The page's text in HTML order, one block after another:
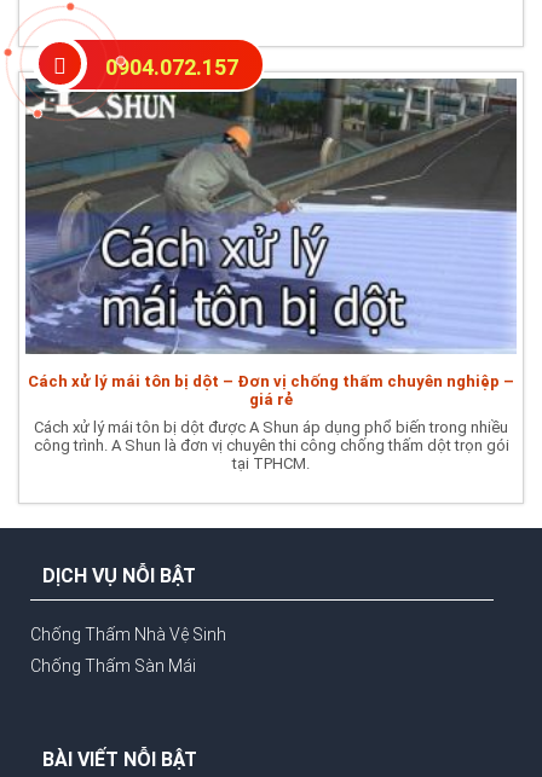
Cách xử lý mái tôn bị dột – Đơn vị chống thấm chuyên nghiệp –
giá rẻ
Cách xử lý mái tôn bị dột được A Shun áp dụng phổ biến trong nhiều
công trình. A Shun là đơn vị chuyên thi công chống thấm dột trọn gói
tại TPHCM.
DỊCH VỤ NỖI BẬT
Chống Thấm Nhà Vệ Sinh
Chống Thấm Sàn Mái
BÀI VIẾT NỖI BẬT
0904.072.157